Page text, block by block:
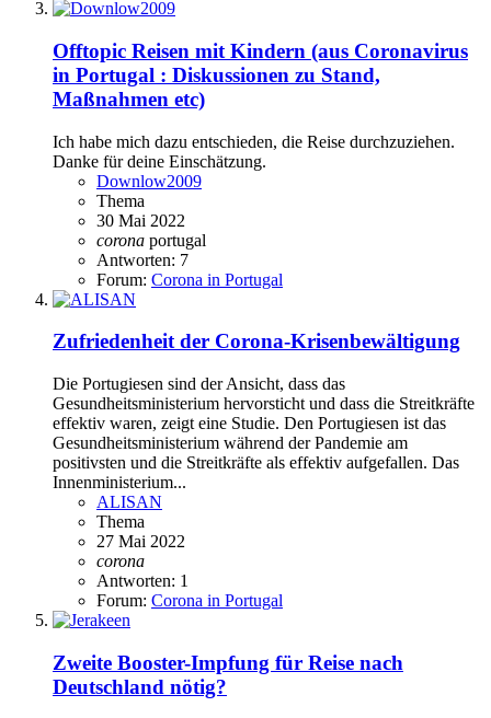
Offtopic Reisen mit Kindern (aus Coronavirus
in Portugal : Diskussionen zu Stand,
Maßnahmen etc)
Ich habe mich dazu entschieden, die Reise durchzuziehen.
Danke für deine Einschätzung.
Downlow2009
Thema
30 Mai 2022
corona portugal
Antworten: 7
Forum: Corona in Portugal
Zufriedenheit der Corona-Krisenbewältigung
Die Portugiesen sind der Ansicht, dass das
Gesundheitsministerium hervorsticht und dass die Streitkräfte
effektiv waren, zeigt eine Studie. Den Portugiesen ist das
Gesundheitsministerium während der Pandemie am
positivsten und die Streitkräfte als effektiv aufgefallen. Das
Innenministerium...
ALISAN
Thema
27 Mai 2022
corona
Antworten: 1
Forum: Corona in Portugal
Zweite Booster-Impfung für Reise nach
Deutschland nötig?